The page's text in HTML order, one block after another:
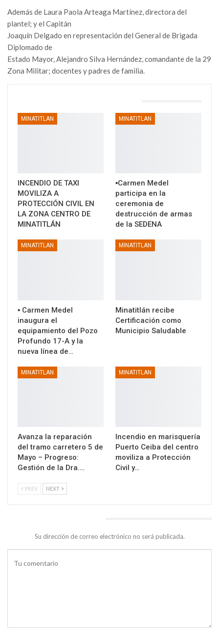
Además de Laura Paola Arteaga Martínez, directora del
plantel; y el Capitán
Joaquín Delgado en representación del General de Brigada
Diplomado de
Estado Mayor, Alejandro Silva Hernández, comandante de la 29
Zona Militar; docentes y padres de familia.
MINATITLAN
INCENDIO DE TAXI
MOVILIZA A
PROTECCIÓN CIVIL EN
LA ZONA CENTRO DE
MINATITLÁN
MINATITLAN
▪️Carmen Medel
participa en la
ceremonia de
destrucción de armas
de la SEDENA
MINATITLAN
▪️ Carmen Medel
inaugura el
equipamiento del Pozo
Profundo 17-A y la
nueva línea de…
MINATITLAN
Minatitlán recibe
Certificación como
Municipio Saludable
MINATITLAN
Avanza la reparación
del tramo carretero 5 de
Mayo – Progreso:
Gestión de la Dra.…
MINATITLAN
Incendio en marisquería
Puerto Ceiba del centro
moviliza a Protección
Civil y…
PREV NEXT
Su dirección de correo electrónico no será publicada.